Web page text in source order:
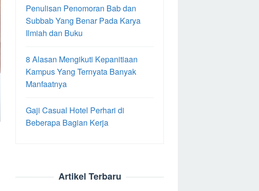
Penulisan Penomoran Bab dan
Subbab Yang Benar Pada Karya
Ilmiah dan Buku
8 Alasan Mengikuti Kepanitiaan
Kampus Yang Ternyata Banyak
Manfaatnya
Gaji Casual Hotel Perhari di
Beberapa Bagian Kerja
Artikel Terbaru